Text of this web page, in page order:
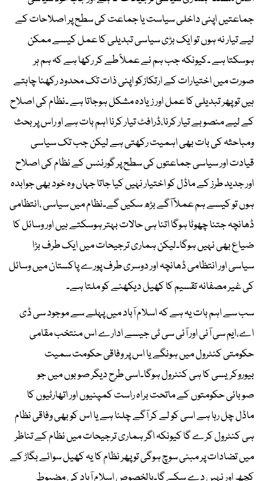
جماعتیں اپنی داخلی سیاست یا جماعت کی سطح پر اصلاحات کے
لیے تیار نہ ہوں تو ایک بڑی سیاسی تبدیلی کا عمل کیسے ممکن
ہوسکتا ہے ۔کیونکہ جب ہم نے عملاً طے کر رکھا ہے کہ ہم ہر
صورت میں اختیارات کے ارتکازکو اپنی ذات تک محدود رکھنا چاہتے
ہیں تو پھر تبدیلی کا عمل اور زیادہ مشکل ہوجاتا ہے ۔نظام کی اصلاح
کے لیے منصوبے تیار کرنا،ڈرافٹ تیار کرنا اہم بات ہے او راس پر بحث
ومباحثہ کی بات بھی اہمیت رکھتی ہے لیکن جب تک سیاسی
قیادت اور سیاسی جماعتوں کی سطح پر گورننس کے نظام کی اصلاح
اور جدید طرز کے ماڈل کو اختیار نہیں کیا جاتا جہاں وہ خود بھی جوابدہ
ہوں تو کیسے ہم عملاً آگے بڑھ سکیں گے۔نظام میں سیاسی ،انتظامی
ڈھانچہ جتنا چھوٹا ہوگا اتنا ہی حالات بہتر ہوسکتے ہیں اور وسائل کا
ضیاع بھی نہیں ہوگا۔لیکن ہماری ترجیحات میں ایک طرف بڑا
سیاسی اور انتظامی ڈھانچہ اور دوسری طرف پورے پاکستان میں وسائل
کی غیر مصفانہ تقسیم کا کھیل دیکھنے کو ملتا ہے۔
سب سے اہم بات یہ ہے کہ اسلام آباد میں پہلے سے موجود سی ڈی
اے،ایم سی آئی اور آئی سی ٹی جیسے ادارے اس منتخب مقامی
حکومتی کنٹرول میں ہونگے یا اس پر وفاقی حکومت سمیت
بیوروکریسی کا ہی کنٹرول ہوگا۔اسی طرح دیگر صوبوں میں جو
صوبائی حکومتوں کے ماتحت براہ راست کمپنیوں اور اتھارٹیوں کا
ماڈل چل رہا ہے اسی کو لے کر آگے چلنا ہے یا اس کو بھی وفاقی نظام
ہی کنٹرول کرے گا کیونکہ اگر ہماری ترجیحات میں نظام کے تناظر
میں تضادات پر مبنی سوچ ہوگی تو پھر نظام کا یہ کھیل سوائے بگاڑ کے
کچھ اور نہیں دے سکے گا۔بالخصوص اسلام آباد کی مضبوط